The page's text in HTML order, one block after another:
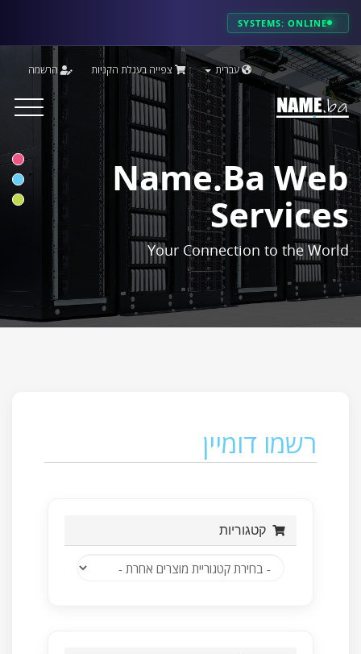
SYSTEMS: ONLINE
עברית צפייה בעגלת הקניות הרשמה
Toggle
Name.ba Web
Services
Your Connection to the World
רשמו דומיין
קטגוריות